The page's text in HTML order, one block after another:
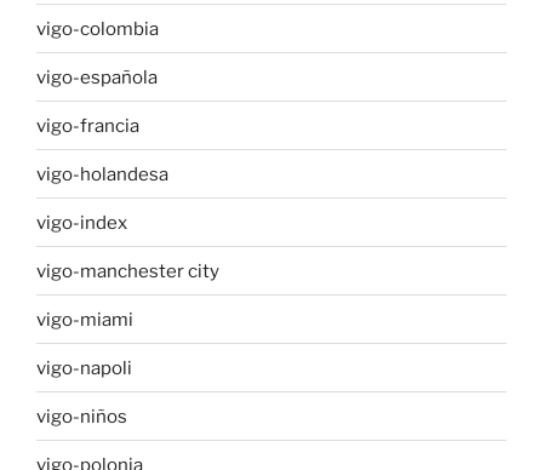
vigo-colombia
vigo-española
vigo-francia
vigo-holandesa
vigo-index
vigo-manchester city
vigo-miami
vigo-napoli
vigo-niños
vigo-polonia